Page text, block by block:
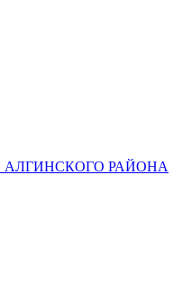
АЛГИНСКОГО РАЙОНА